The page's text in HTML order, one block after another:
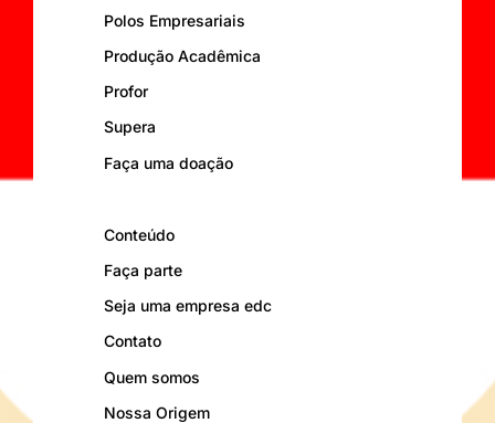
Polos Empresariais
Produção Acadêmica
Profor
Supera
Faça uma doação
Conteúdo
Faça parte
Seja uma empresa edc
Contato
Quem somos
Nossa Origem